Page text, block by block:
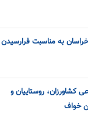
به مناسبت‌ فرارسیدن
کشاورزان، روستاییان و
خواف